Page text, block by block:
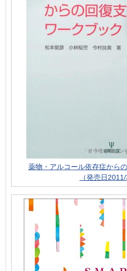
薬物・アルコール依存症から
（発売日2011/